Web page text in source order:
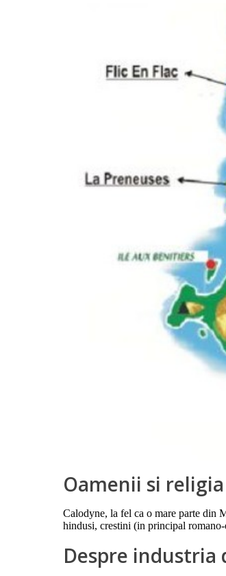
Oamenii si
Calodyne, la fel ca o mare parte din
hindusi, crestini (in principal
Despre industria